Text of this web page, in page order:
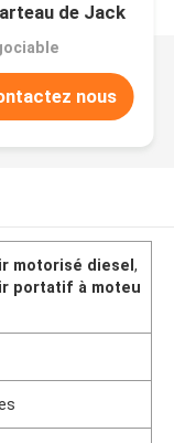
de Jack
nous
motorisé diesel,
portatif à moteu